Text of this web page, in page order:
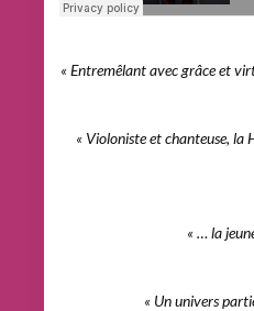
« Entremêlant avec grâce et
« Violoniste et chanteuse, la
« … la
« Un univers